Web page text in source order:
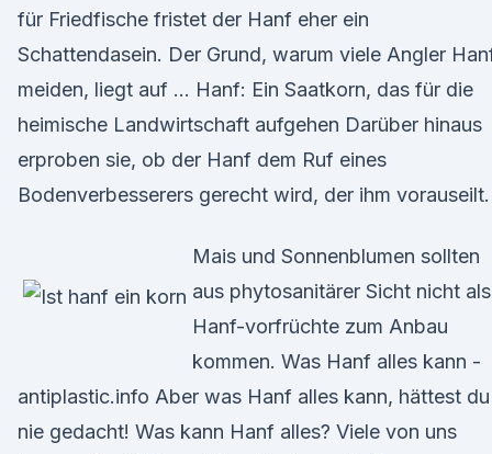
für Friedfische fristet der Hanf eher ein
Schattendasein. Der Grund, warum viele Angler
meiden, liegt auf … Hanf: Ein Saatkorn, das für die
heimische Landwirtschaft aufgehen Darüber hinaus
erproben sie, ob der Hanf dem Ruf eines
Bodenverbesserers gerecht wird, der ihm vorauseilt.
Mais und Sonnenblumen sollten
aus phytosanitärer Sicht nicht als
Hanf-vorfrüchte zum Anbau
kommen. Was Hanf alles kann -
antiplastic.info Aber was Hanf alles kann, hättest du
nie gedacht! Was kann Hanf alles? Viele von uns